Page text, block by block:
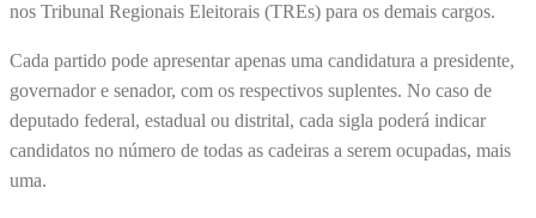
nos Tribunal Regionais Eleitorais (TREs) para os demais cargos.
Cada partido pode apresentar apenas uma candidatura a presidente,
governador e senador, com os respectivos suplentes. No caso de
deputado federal, estadual ou distrital, cada sigla poderá indicar
candidatos no número de todas as cadeiras a serem ocupadas, mais
uma.